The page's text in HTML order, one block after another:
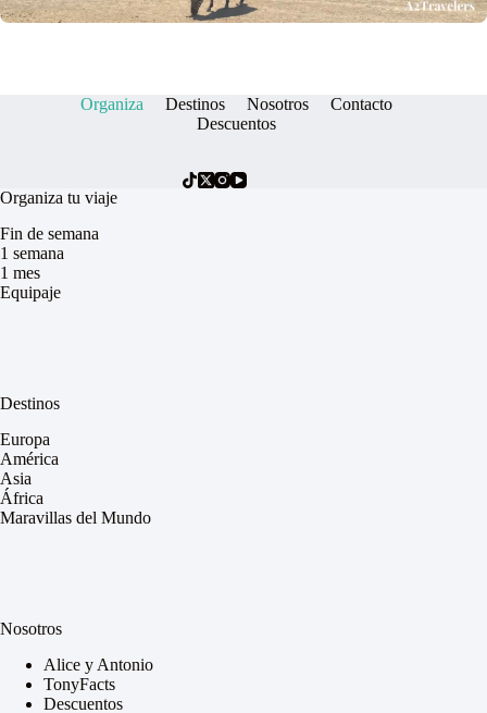
Organiza Destinos Nosotros
Contacto
Descuentos
Organiza tu viaje
Fin de semana
1 semana
1 mes
Equipaje
Destinos
Europa
América
Asia
África
Maravillas del Mundo
Nosotros
Alice y Antonio
TonyFacts
Descuentos